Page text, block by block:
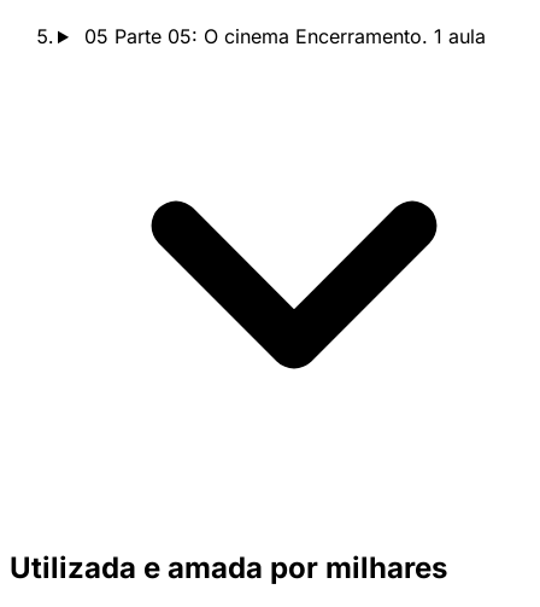
05 Parte 05: O cinema Encerramento. 1 aula
Utilizada e amada por milhares